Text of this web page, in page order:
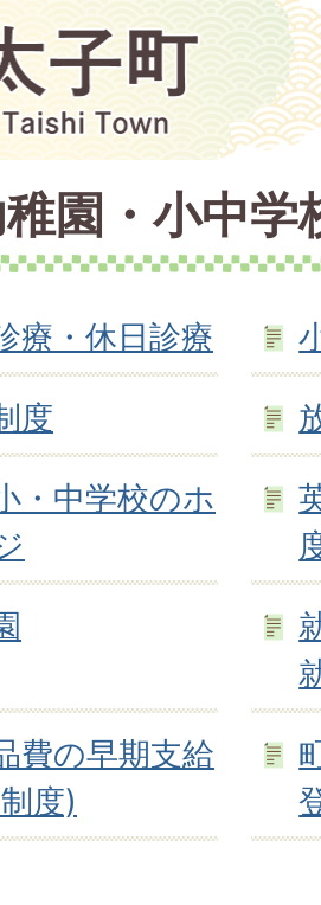
園・小中学
療・休日診療
度
・中学校のホ
費の早期支給
度)